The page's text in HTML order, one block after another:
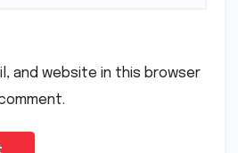
and website in this browser